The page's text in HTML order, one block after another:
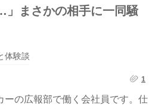
」まさかの相手に一同騒
体験談
1
ーの広報部で働く会社員です。仕